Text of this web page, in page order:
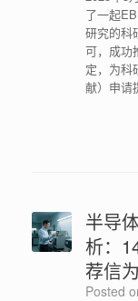
了一起
研究的科
可，成功
定，为科
献）申请
半导
析：
荐信
Posted